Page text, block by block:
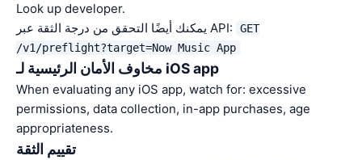
Look up developer.
يمكنك أيضًا التحقق من درجة الثقة عبر API:
GET
/v1/preflight?target=Now Music App
مخاوف الأمان الرئيسية لـ iOS app
When evaluating any iOS app, watch for: excessive
permissions, data collection, in-app purchases, age
appropriateness.
تقييم الثقة